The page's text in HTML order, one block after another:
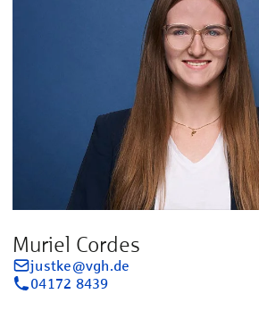
Muriel Cordes
justke@vgh.de
04172 8439